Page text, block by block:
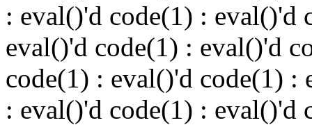
: eval()'d code(1) : eval()'d
eval()'d code(1) : eval()'d
code(1) : eval()'d code(1) :
: eval()'d code(1) : eval()'d